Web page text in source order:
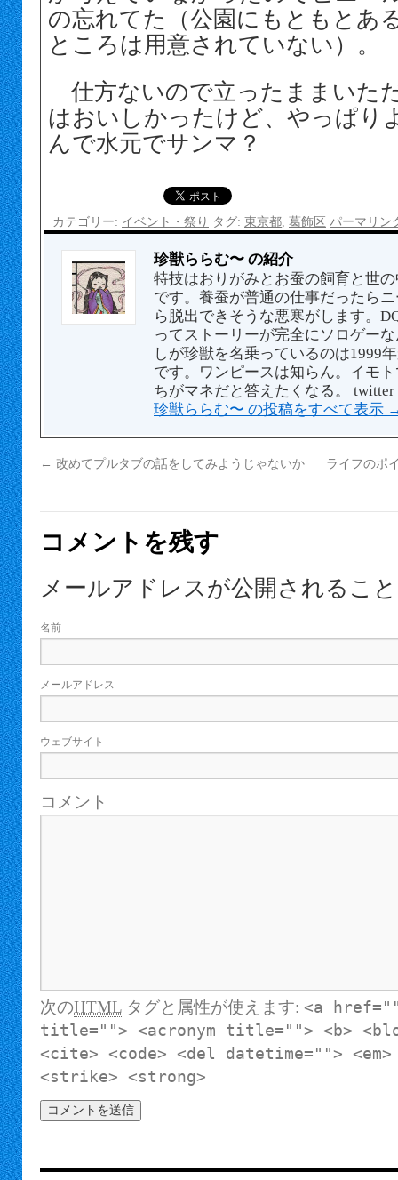
の忘れてた（公園にもともとあ
ところは用意されていない）。
仕方ないので立ったままいた
はおいしかったけど、やっぱり
んで水元でサンマ？
カテゴリー: イベント・祭り タグ: 東京都 葛飾区 パーマリン
珍獣ららむ〜 の紹介
特技はおりがみとお蚕の飼育と世
です。養蚕が普通の仕事だったら
ら脱出できそうな悪寒がします。
ってストーリーが完全にソロゲー
しが珍獣を名乗っているのは1999
です。ワンピースは知らん。イモ
ちがマネだと答えたくなる。
珍獣ららむ〜 の投稿をすべて表示
← 改めてプルタブの話をしてみようじゃないか ライフのポ
コメントを残す
メールアドレスが公開されるこ
名前
メールアドレス
ウェブサイト
コメント
次のHTML タグと属性が使えます: <a
title=""> <acronym title=""> <b>
<cite> <code> <del datetime="">
<strike> <strong>